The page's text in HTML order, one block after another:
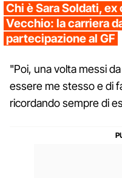
Chi è Sara Soldati,
Vecchio: la carriera
partecipazione al GF
"Poi, una volta messi
essere me stesso e di
ricordando sempre di